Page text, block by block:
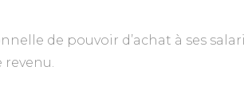
de pouvoir d’achat à ses